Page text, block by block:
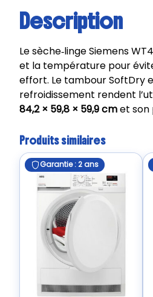
Description
Le sèche‑linge Siemens
et la température pour
effort. Le tambour SoftDry
refroidissement rendent
84,2 × 59,8 × 59,9 cmet son
Produits similaires
Garantie : 2 ans